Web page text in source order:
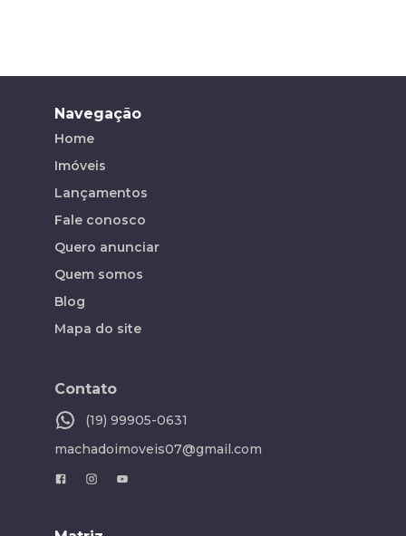
Navegação
Home
Imóveis
Lançamentos
Fale conosco
Quero anunciar
Quem somos
Blog
Mapa do site
Contato
(19) 99905-0631
machadoimoveis07@gmail.com